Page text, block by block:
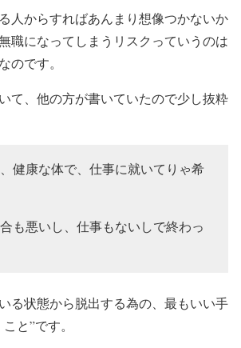
人からすればあんまり想像つかないか
職になってしまうリスクっていうのは
のです。
て、他の方が書いていたので少し抜粋
健康な体で、仕事に就いてりゃ希
も悪いし、仕事もないしで終わっ
る状態から脱出する為の、最もいい手
と”です。